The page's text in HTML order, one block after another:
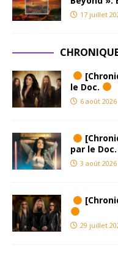
17 juillet
le Doc.
6 août 2026
par le Doc.
3 août 2026
29 juillet